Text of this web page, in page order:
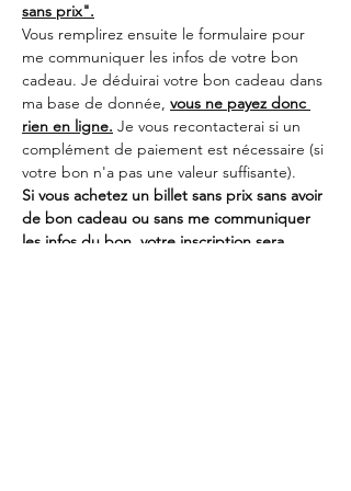
sans prix".
Vous remplirez ensuite le formulaire pour
me communiquer les infos de votre bon
cadeau. Je déduirai votre bon cadeau dans
ma base de donnée, vous ne payez donc
rien en ligne. Je vous recontacterai si un
complément de paiement est nécessaire (si
votre bon n'a pas une valeur suffisante).
Si vous achetez un billet sans prix sans avoir
de bon cadeau ou sans me communiquer
les infos du bon, votre inscription sera